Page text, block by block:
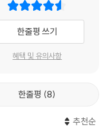
많았습니다. 그래서 본도
찾는 소재’, ‘시즌별 수입되
진 소재’ 들을 우선 선별 해
를 정리하였습니다.
촬영을 할 수 있는 장소를
중에서 맘에 드는 사진을
지 않은 많은 촬영 결과물
서 많은 분들의 도움 과 노
한줄평 쓰기
혜택 및 유의사항
한줄평 8
추천순